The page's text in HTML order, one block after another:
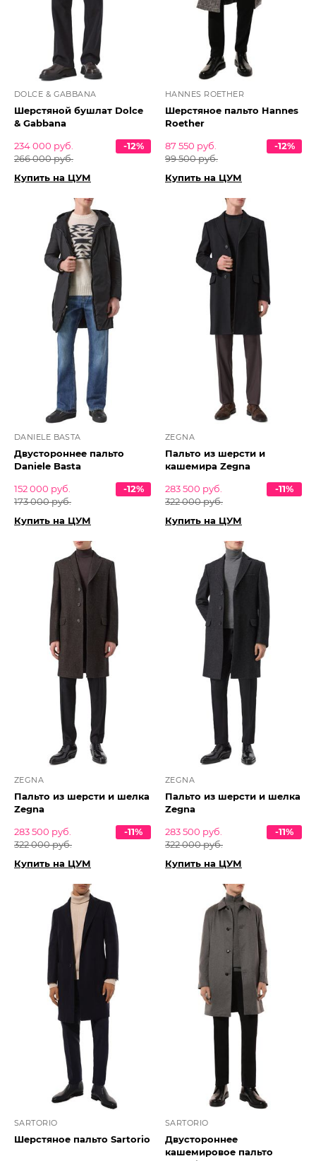
DOLCE & GABBANA
Шерстяной бушлат Dolce
& Gabbana
234 000 руб.
266 000 руб.
-12%
Купить на ЦУМ
HANNES ROETHER
Шерстяное пальто Hannes
Roether
87 550 руб.
99 500 руб.
-12%
Купить на ЦУМ
DANIELE BASTA
Двустороннее пальто
Daniele Basta
152 000 руб.
173 000 руб.
-12%
Купить на ЦУМ
ZEGNA
Пальто из шерсти и
кашемира Zegna
283 500 руб.
322 000 руб.
-11%
Купить на ЦУМ
ZEGNA
Пальто из шерсти и шелка
Zegna
283 500 руб.
322 000 руб.
-11%
Купить на ЦУМ
ZEGNA
Пальто из шерсти и шелка
Zegna
283 500 руб.
322 000 руб.
-11%
Купить на ЦУМ
SARTORIO
Шерстяное пальто Sartorio
SARTORIO
Двустороннее
кашемировое пальто